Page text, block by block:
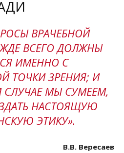
ВРАЧЕБНОЙ
ВСЕГО ДОЛЖНЫ
ИМЕННО С
ТОЧКИ ЗРЕНИЯ; И
СЛУЧАЕ МЫ СУМЕЕМ,
НАСТОЯЩУЮ
ЭТИКУ».
В.В. Вересаев